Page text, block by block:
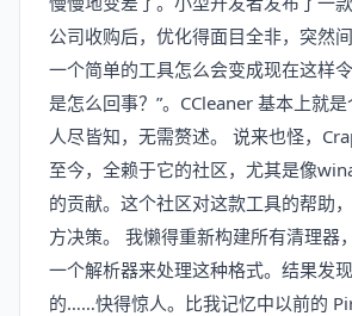
公司收购后，优化得面目全非，突然间
一个简单的工具怎么会变成现在这样
是怎么回事？”。CCleaner 基本上就是
人尽皆知，无需赘述。 说来也怪，
至今，全赖于它的社区，尤其是像
的贡献。这个社区对这款工具的帮助
方决策。 我懒得重新构建所有清理器
一个解析器来处理这种格式。结果发
的……快得惊人。比我记忆中以前的